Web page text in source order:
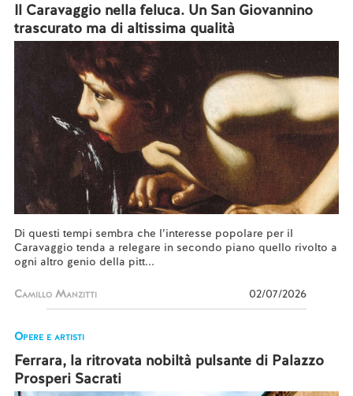
Il Caravaggio nella feluca. Un San Giovannino
trascurato ma di altissima qualità
Di questi tempi sembra che l’interesse popolare per il
Caravaggio tenda a relegare in secondo piano quello rivolto a
ogni altro genio della pitt...
Camillo Manzitti 02/07/2026
Opere e artisti
Ferrara, la ritrovata nobiltà pulsante di Palazzo
Prosperi Sacrati